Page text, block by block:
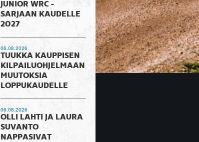
JUNIOR WRC -
SARJAAN KAUDELLE
2027
06.08.2026
TUUKKA KAUPPISEN
KILPAILUOHJELMAAN
MUUTOKSIA
LOPPUKAUDELLE
06.08.2026
OLLI LAHTI JA LAURA
SUVANTO
NAPPASIVAT